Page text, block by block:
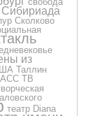
Сибириада
Сколково
из
Таллин
ТВ
театр Diana